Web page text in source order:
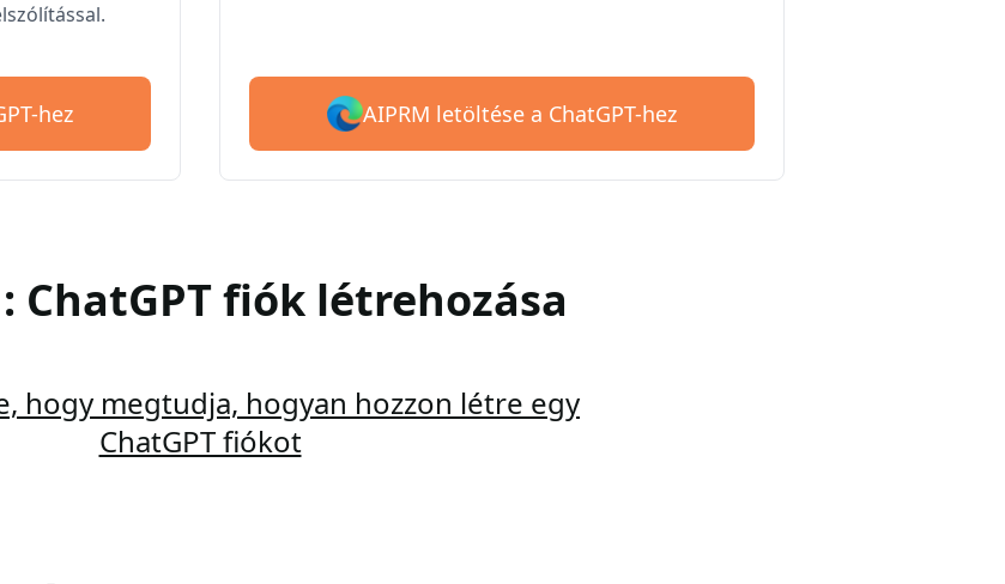
hez AIPRM letöltése a ChatGPT-hez
ChatGPT fiók létrehozása
hogy megtudja, hogyan hozzon létre egy
ChatGPT fiókot